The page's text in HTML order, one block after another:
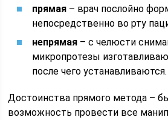
прямая – врач послойно
непосредственно во рту
непрямая – с челюсти
микропротезы
после чего устанавливаются.
Достоинства прямого метода –
возможность провести все